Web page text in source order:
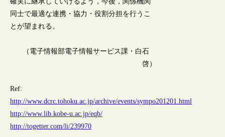
同士で最適な連携・協力・役割分担を行うこ
とが望まれる。
（電子情報部電子情報サービス課・白石
啓）
Ref:
http://www.dcrc.tohoku.ac.jp/archive/events/sympo201201.html
http://www.lib.kobe-u.ac.jp/eqb/
http://togetter.com/li/239970